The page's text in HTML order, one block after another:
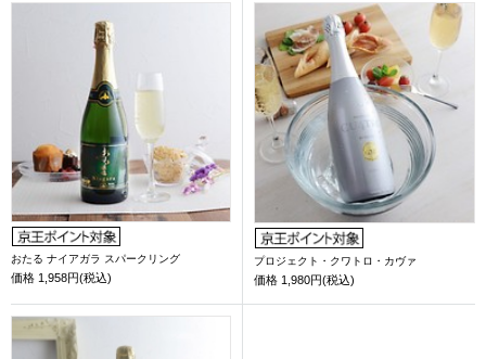
おたる ナイアガラ スパークリング
価格 1,958円(税込)
プロジェクト・クワトロ・カヴァ
価格 1,980円(税込)